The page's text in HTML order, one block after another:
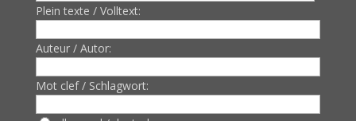
Plein texte / Volltext:
Auteur / Autor:
Mot clef / Schlagwort: